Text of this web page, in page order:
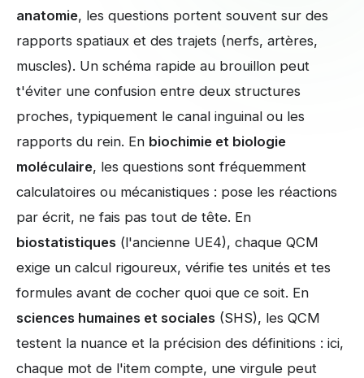
anatomie, les questions portent souvent sur des
rapports spatiaux et des trajets (nerfs, artères,
muscles). Un schéma rapide au brouillon peut
t'éviter une confusion entre deux structures
proches, typiquement le canal inguinal ou les
rapports du rein. En biochimie et biologie
moléculaire, les questions sont fréquemment
calculatoires ou mécanistiques : pose les réactions
par écrit, ne fais pas tout de tête. En
biostatistiques (l'ancienne UE4), chaque QCM
exige un calcul rigoureux, vérifie tes unités et tes
formules avant de cocher quoi que ce soit. En
sciences humaines et sociales (SHS), les QCM
testent la nuance et la précision des définitions : ici,
chaque mot de l'item compte, une virgule peut